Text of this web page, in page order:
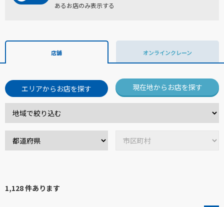
あるお店のみ表示する
店舗 オンラインクレーン
エリアからお店を探す 現在地からお店を探す
1,128 件あります